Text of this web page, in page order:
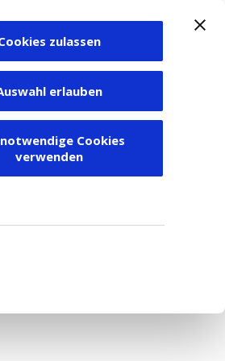
zulassen
erlauben
Cookies
verwenden
Zum Depot